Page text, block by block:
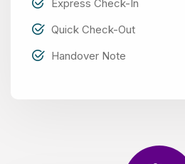
Express Check-In
Quick Check-Out
Handover Note